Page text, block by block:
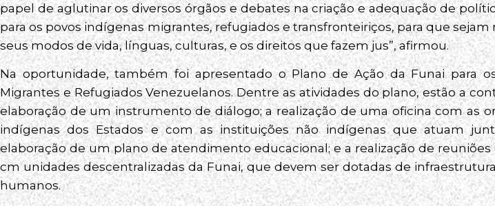
papel de aglutinar os diversos órgãos e debates na criação e adequação de
para os povos indígenas migrantes, refugiados e transfronteiriços, para que sejam
seus modos de vida, línguas, culturas, e os direitos que fazem jus”, afirmou.
Na oportunidade, também foi apresentado o Plano de Ação da Funai para
Migrantes e Refugiados Venezuelanos. Dentre as atividades do plano, estão a
elaboração de um instrumento de diálogo; a realização de uma oficina com as
indígenas dos Estados e com as instituições não indígenas que atuam
elaboração de um plano de atendimento educacional; e a realização de
cm unidades descentralizadas da Funai, que devem ser dotadas de
humanos.